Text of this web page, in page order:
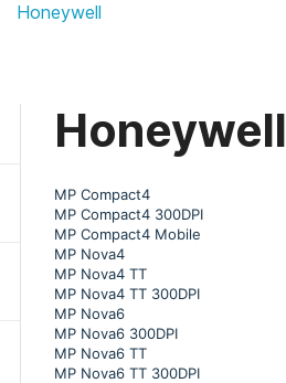
Honeywell
Honeywell
MP Compact4
MP Compact4 300DPI
MP Compact4 Mobile
MP Nova4
MP Nova4 TT
MP Nova4 TT 300DPI
MP Nova6
MP Nova6 300DPI
MP Nova6 TT
MP Nova6 TT 300DPI